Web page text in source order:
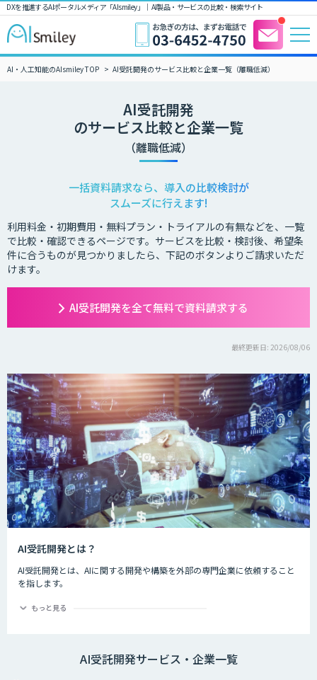
DXを推進するAIポータルメディア「AIsmiley」｜ AI製品・サービスの比較・検索サイト
AI・人工知能のAIsmiley TOP AI受託開発のサービス比較と企業一覧（離職低減）
AI受託開発
のサービス比較と企業一覧
（離職低減）
一括資料請求なら、導入の比較検討が
スムーズに行えます!
利用料金・初期費用・無料プラン・トライアルの有無などを、一覧
で比較・確認できるページです。サービスを比較・検討後、希望条
件に合うものが見つかりましたら、下記のボタンよりご請求いただ
けます。
AI受託開発を全て無料で資料請求する
最終更新日: 2026/08/06
AI受託開発とは？
AI受託開発とは、AIに関する開発や構築を外部の専門企業に依頼すること
を指します。
率化、新サービスや製品開発などを実現することができます。
もっと見る
AI受託開発サービス・企業一覧